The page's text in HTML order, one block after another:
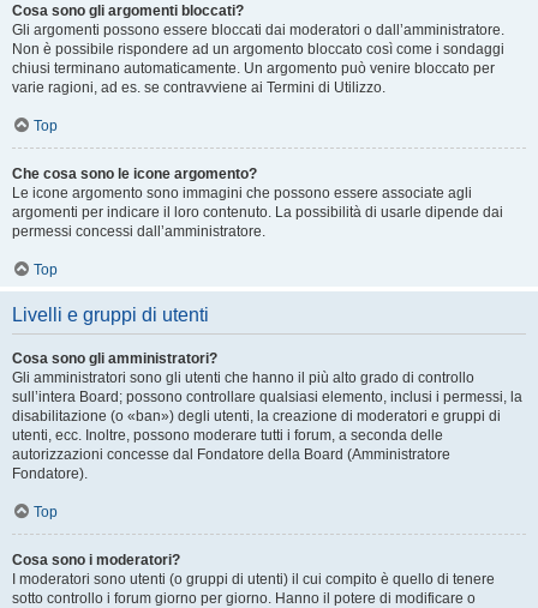
Cosa sono gli argomenti bloccati?
Gli argomenti possono essere bloccati dai moderatori o dall’amministratore.
Non è possibile rispondere ad un argomento bloccato così come i sondaggi
chiusi terminano automaticamente. Un argomento può venire bloccato per
varie ragioni, ad es. se contravviene ai Termini di Utilizzo.
Top
Che cosa sono le icone argomento?
Le icone argomento sono immagini che possono essere associate agli
argomenti per indicare il loro contenuto. La possibilità di usarle dipende dai
permessi concessi dall’amministratore.
Top
Livelli e gruppi di utenti
Cosa sono gli amministratori?
Gli amministratori sono gli utenti che hanno il più alto grado di controllo
sull’intera Board; possono controllare qualsiasi elemento, inclusi i permessi, la
disabilitazione (o «ban») degli utenti, la creazione di moderatori e gruppi di
utenti, ecc. Inoltre, possono moderare tutti i forum, a seconda delle
autorizzazioni concesse dal Fondatore della Board (Amministratore
Fondatore).
Top
Cosa sono i moderatori?
I moderatori sono utenti (o gruppi di utenti) il cui compito è quello di tenere
sotto controllo i forum giorno per giorno. Hanno il potere di modificare o